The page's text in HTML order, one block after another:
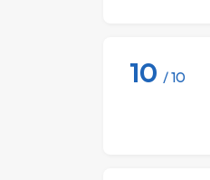
10 / 10